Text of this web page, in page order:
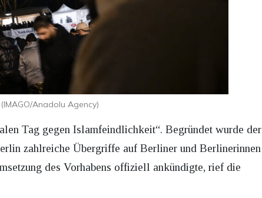
Anadolu Agency)
Tag gegen Islamfeindlichkeit“. Begründet wurde der
zahlreiche Übergriffe auf Berliner und Berlinerinnen
des Vorhabens offiziell ankündigte, rief die